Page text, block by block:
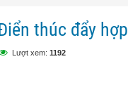
thúc đẩy
Lượt xem: 1192